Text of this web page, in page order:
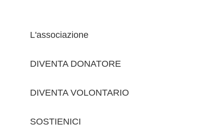
L'associazione
DIVENTA DONATORE
DIVENTA VOLONTARIO
SOSTIENICI